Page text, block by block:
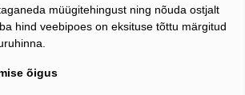
müügitehingust ning nõuda ostjalt
hind veebipoes on eksituse tõttu märgitud
õigus